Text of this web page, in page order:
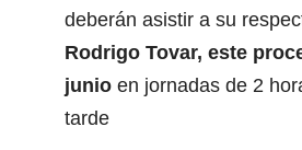
deberán asistir a su
Rodrigo Tovar, este
junio en jornadas de 2
tarde